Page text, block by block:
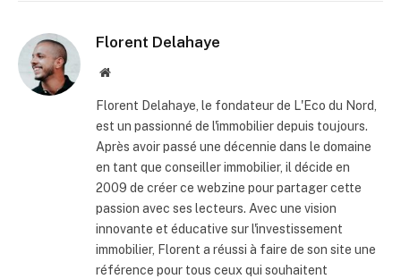
Florent Delahaye
Site
Florent Delahaye, le fondateur de L'Eco du Nord,
est un passionné de l'immobilier depuis toujours.
Après avoir passé une décennie dans le domaine
en tant que conseiller immobilier, il décide en
2009 de créer ce webzine pour partager cette
passion avec ses lecteurs. Avec une vision
innovante et éducative sur l'investissement
immobilier, Florent a réussi à faire de son site une
référence pour tous ceux qui souhaitent